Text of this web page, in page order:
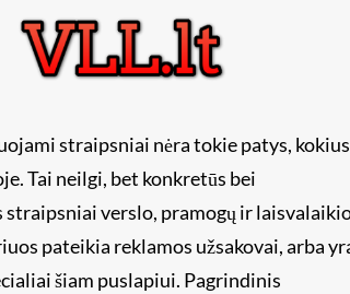
straipsniai nėra tokie patys, kokius
Tai neilgi, bet konkretūs bei
verslo, pramogų ir
pateikia reklamos užsakovai, arba
šiam puslapiui. Pagrindinis